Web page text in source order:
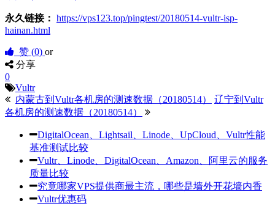
永久链接： https://vps123.top/pingtest/20180514-vultr-isp-
hainan.html
赞 (0) or
分享
0
Vultr
内蒙古到Vultr各机房的测速数据（20180514）
辽宁到Vultr
各机房的测速数据（20180514）
DigitalOcean、Lightsail、Linode、UpCloud、Vultr性能
基准测试比较
Vultr、Linode、DigitalOcean、Amazon、阿里云的服务
质量比较
究竟哪家VPS提供商最主流，哪些是墙外开花墙内香
Vultr优惠码